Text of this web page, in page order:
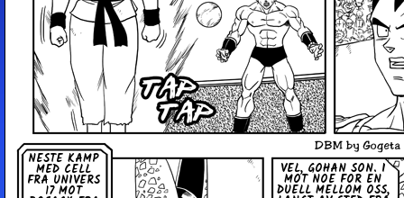
NESTE KAMP
MED CELL
FRA UNIVERS
17 MOT
VEL, GOHAN SON. I
MOT NOE FOR EN
DUELL MELLOM OSS,